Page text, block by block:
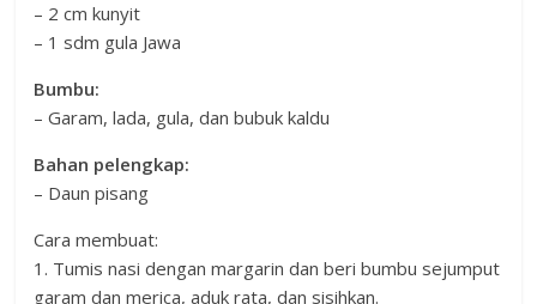
– 2 cm kunyit
– 1 sdm gula Jawa
Bumbu:
– Garam, lada, gula, dan bubuk kaldu
Bahan pelengkap:
– Daun pisang
Cara membuat:
1. Tumis nasi dengan margarin dan beri bumbu sejumput
garam dan merica, aduk rata, dan sisihkan.